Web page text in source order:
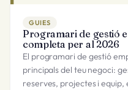
GUIES
Programari de gestió
completa per al 2026
El programari de gestió
principals del teu negoci:
reserves, projectes i equip,